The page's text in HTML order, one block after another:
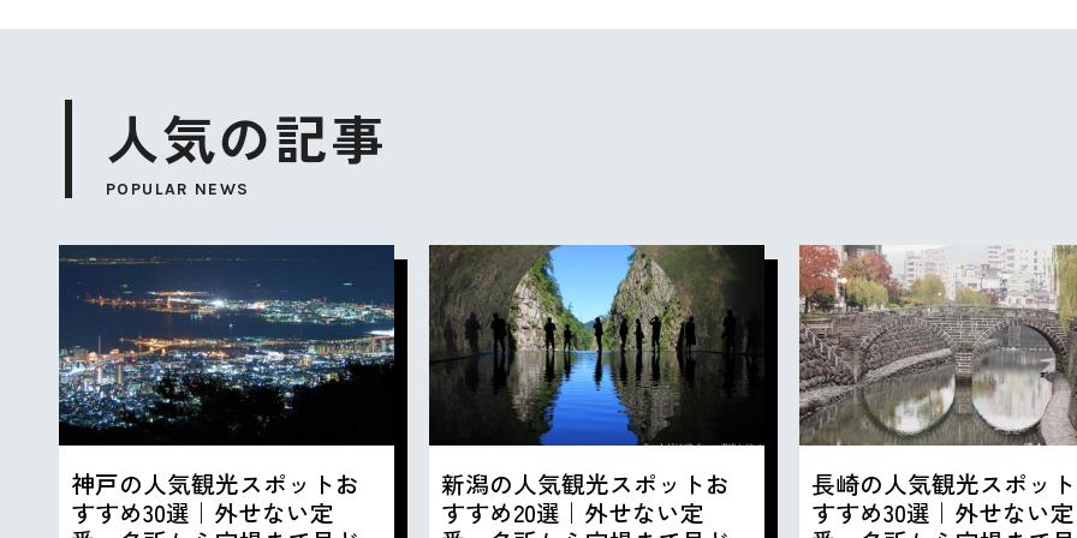
人気の記事
POPULAR NEWS
神戸の人気観光スポットお
すすめ30選｜外せない定
新潟の人気観光スポットお
すすめ20選｜外せない定
長崎の人気観光スポッ
すすめ30選｜外せない定